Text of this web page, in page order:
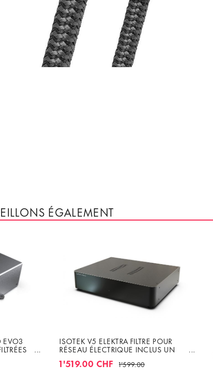
ÉGALEMENT
EVO3 ISOTEK V5 ELEKTRA FILTRE POUR
RÉSEAU ÉLECTRIQUE INCLUS UN
1'519.00 CHF 1'599.00